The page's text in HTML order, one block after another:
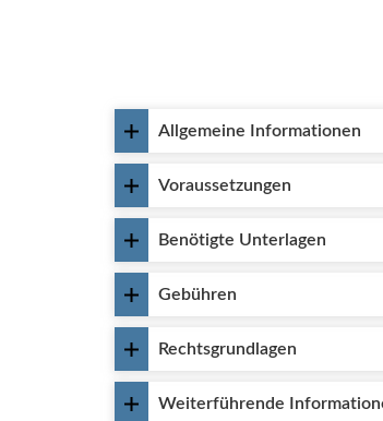
Allgemeine Informationen
Voraussetzungen
Benötigte Unterlagen
Gebühren
Rechtsgrundlagen
Weiterführende